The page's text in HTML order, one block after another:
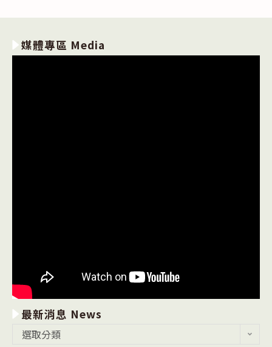
媒體專區 Media
最新消息 News
選取分類